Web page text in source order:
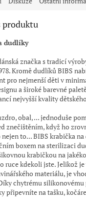
produktu
dudlíky
značka s tradicí
Kromě dudlíků BIBS
pro nejmenší děti v
a široké barevné
nejvyšší kvality
obal, ... jednoduše
znečištěním, když ho
to... BIBS krabička
boxem na sterilizaci
krabičkou na
ruce kdekoli jste. Jelikož je
materiálu, je
chytrému silikonovému
připevníte na tašku,